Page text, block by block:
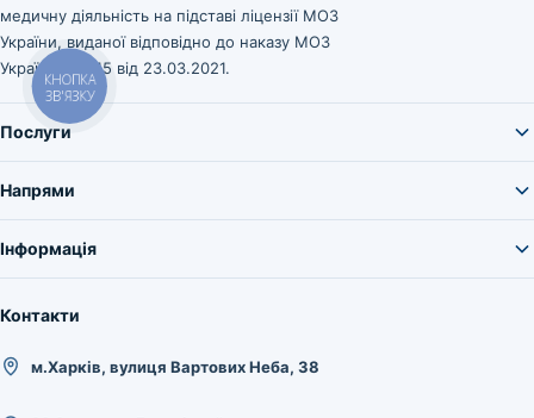
медичну діяльність на підставі ліцензії МОЗ
України, виданої відповідно до наказу МОЗ
України № 545 від 23.03.2021.
Послуги
Напрями
Інформація
Контакти
м.Харків, вулиця Вартових Неба, 38
КНОПКА
ЗВ'ЯЗКУ